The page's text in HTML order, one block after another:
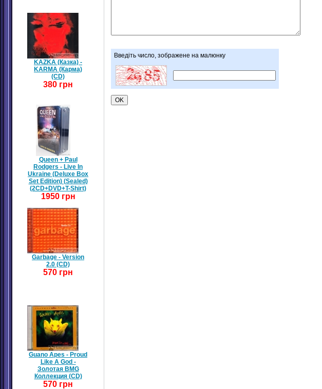
KAZKA (Казка) -
KARMA (Карма)
(CD)
380 грн
Queen + Paul
Rodgers - Live In
Ukraine (Deluxe Box
Set Edition) (Sealed)
(2CD+DVD+T-Shirt)
1950 грн
Garbage - Version
2.0 (CD)
570 грн
Guano Apes - Proud
Like A God -
Золотая BMG
Коллекция (CD)
570 грн
Введіть число, зображене на малюнку